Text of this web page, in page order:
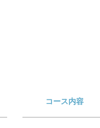
コース内容